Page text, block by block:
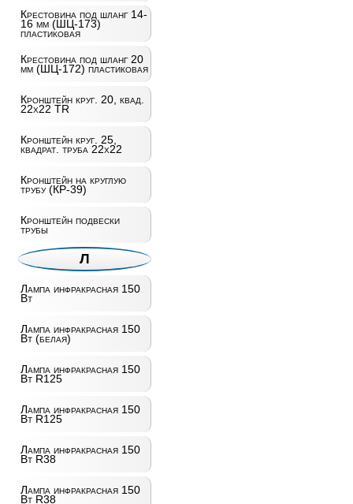
Крестовина под шланг 14-
16 мм (ШЦ-173)
пластиковая
Крестовина под шланг 20
мм (ШЦ-172) пластиковая
Кронштейн круг. 20, квад.
22х22 TR
Кронштейн круг. 25,
квадрат. труба 22х22
Кронштейн на круглую
трубу (КР-39)
Кронштейн подвески
трубы
Л
Лампа инфракрасная 150
Вт
Лампа инфракрасная 150
Вт (белая)
Лампа инфракрасная 150
Вт R125
Лампа инфракрасная 150
Вт R125
Лампа инфракрасная 150
Вт R38
Лампа инфракрасная 150
Вт R38